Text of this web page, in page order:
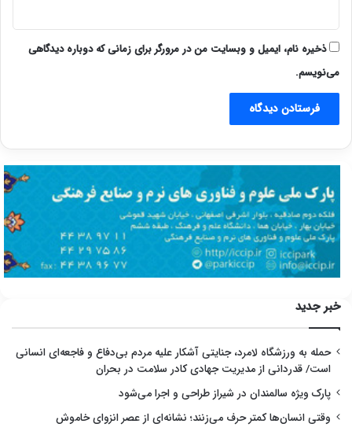
ذخیره نام، ایمیل و وبسایت من در مرورگر برای زمانی که دوباره دیدگاهی
می‌نویسم.
خبر جدید
حمله به ورزشگاه لامرد، جنایتی آشکار علیه مردم بی‌دفاع و فاجعه‌ای انسانی
است/ قدردانی از مدیریت جهادی کادر سلامت در بحران
پارک ویژه سالمندان در شیراز طراحی و اجرا می‌شود
وقتی انسان‌ها کمتر حرف می‌زنند؛ نشانه‌ای از عصر انزوای خاموش